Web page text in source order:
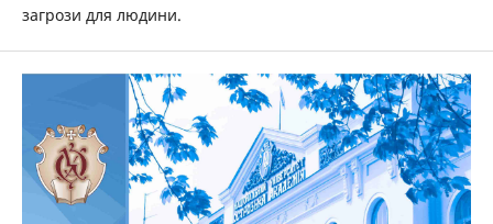
загрози для людини.